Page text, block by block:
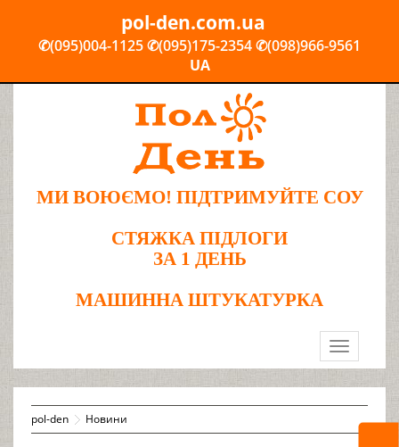
pol-den.com.ua
✆(095)004-1125✆(095)175-2354✆(098)966-9561
UA
МИ ВОЮЄМО! ПІДТРИМУЙТЕ СОУ
СТЯЖКА ПІДЛОГИ
ЗА 1 ДЕНЬ
МАШИННА ШТУКАТУРКА
Toggle
navigation
pol-den Новини